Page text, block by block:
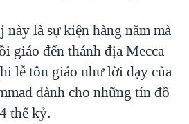
là sự kiện hàng năm mà
giáo đến thánh địa Mecca
lễ tôn giáo như lời dạy của
dành cho những tín đồ
thế kỷ.